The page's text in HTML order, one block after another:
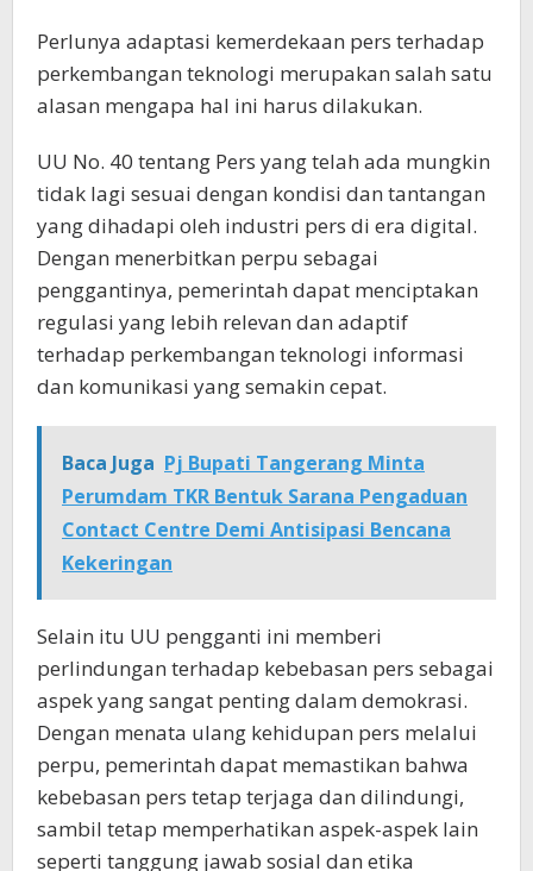
Perlunya adaptasi kemerdekaan pers terhadap
perkembangan teknologi merupakan salah satu
alasan mengapa hal ini harus dilakukan.
UU No. 40 tentang Pers yang telah ada mungkin
tidak lagi sesuai dengan kondisi dan tantangan
yang dihadapi oleh industri pers di era digital.
Dengan menerbitkan perpu sebagai
penggantinya, pemerintah dapat menciptakan
regulasi yang lebih relevan dan adaptif
terhadap perkembangan teknologi informasi
dan komunikasi yang semakin cepat.
Baca Juga Pj Bupati Tangerang Minta
Perumdam TKR Bentuk Sarana Pengaduan
Contact Centre Demi Antisipasi Bencana
Kekeringan
Selain itu UU pengganti ini memberi
perlindungan terhadap kebebasan pers sebagai
aspek yang sangat penting dalam demokrasi.
Dengan menata ulang kehidupan pers melalui
perpu, pemerintah dapat memastikan bahwa
kebebasan pers tetap terjaga dan dilindungi,
sambil tetap memperhatikan aspek-aspek lain
seperti tanggung jawab sosial dan etika